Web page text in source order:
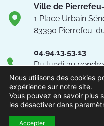
Ville de
1 Place Urbain
83390 Pierrefeu-
04.94.13.53.13
Du lundi au
à 12h et de 13h à
NOUS CONTACTER
Suivez-nous !
Nous utilisons des cookies
expérience sur notre site.
Vous pouvez en savoir plus
les désactiver dans
Accepter